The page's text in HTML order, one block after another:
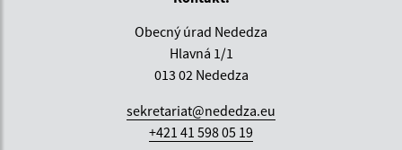
Obecný úrad Nededza
Hlavná 1/1
013 02 Nededza
sekretariat@nededza.eu
+421 41 598 05 19